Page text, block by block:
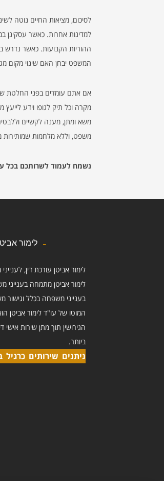
לסיכום, מציאות החיים נוטה
למדינות אחרות. כאשר עסקינן
ההוריות הקבועות. כאשר נדרש
המשפט יבחן האם שינוי מקום
אם אתם עומדים בפני החלטת
מקרה וכל תיק לגופו וידע
משא ומתן, מענה לקשיים
משפט, וללא מלחמות שמותירות
נשמח לעמוד לשרותכם בכל
לימור
לימור אביטן עורכת דין,
לימור אביטן מתמחה בענייני
בענייני משפחה בכלל וגישור
המוטו של עו"ד לימור אביטן
הגירושין תוך מתן שירות
ביותר.
ניתנים שירותים